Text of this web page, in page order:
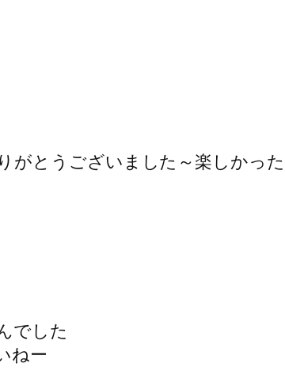
がとうございました～楽しかっ
でした
ねー